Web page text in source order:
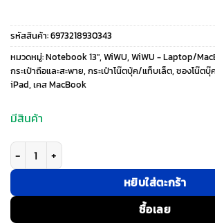
price
was:
1,190 ฿.
price
is:
รหัสสินค้า:6973218930343
หมวดหมู่:Notebook 13", WiWU, WiWU - Laptop/
กระเป๋าถือและสะพาย, กระเป๋าโน๊ตบุ้ค/แท็บเล็ต, ซองโน๊ตบุ๊
iPad, เคส MacBook
มีสินค้า
จำนวน WiWU รุ่น Alpha Slim Sleeve - ซองใส่
หยิบใส่ตะกร้า
ซื้อเลย